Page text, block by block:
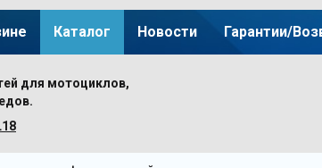
Каталог Новости Гарантии/
для мотоциклов,